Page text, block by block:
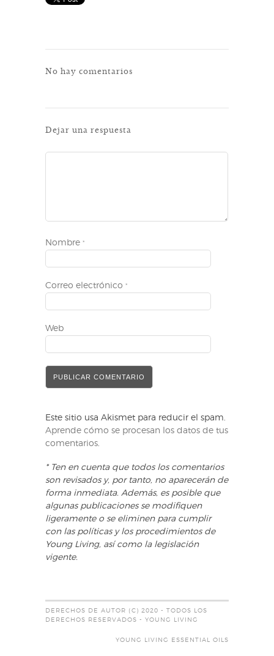
No hay comentarios
Dejar una respuesta
Nombre *
Correo electrónico *
Web
Este sitio usa Akismet para reducir el spam.
Aprende cómo se procesan los datos de tus
comentarios
* Ten en cuenta que todos los comentarios
son revisados y, por tanto, no aparecerán de
forma inmediata. Además, es posible que
algunas publicaciones se modifiquen
ligeramente o se eliminen para cumplir
con las políticas y los procedimientos de
Young Living, así como la legislación
vigente.
DERECHOS DE AUTOR (C) 2020 - TODOS LOS
DERECHOS RESERVADOS - YOUNG LIVING
YOUNG LIVING ESSENTIAL OILS